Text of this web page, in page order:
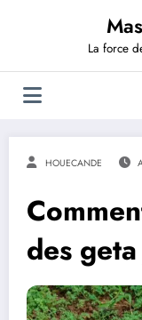
La force
HOUECANDE
des